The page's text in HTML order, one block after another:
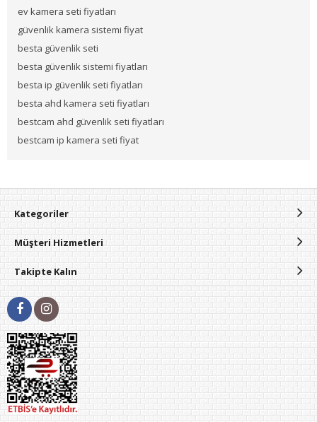
ev kamera seti fiyatları
güvenlik kamera sistemi fiyat
besta güvenlik seti
besta güvenlik sistemi fiyatları
besta ip güvenlik seti fiyatları
besta ahd kamera seti fiyatları
bestcam ahd güvenlik seti fiyatları
bestcam ip kamera seti fiyat
Kategoriler
Müşteri Hizmetleri
Takipte Kalın